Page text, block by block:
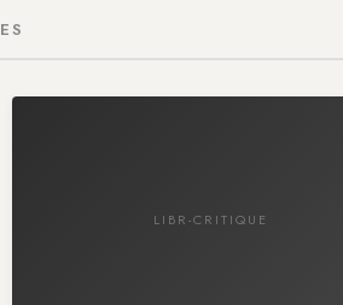
LIBR-CRITIQUE